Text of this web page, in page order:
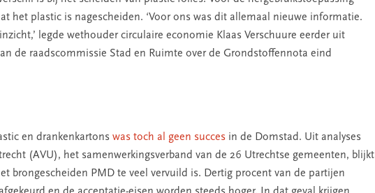
het plastic is nagescheiden. ‘Voor ons was dit allemaal nieuwe informatie.
legde wethouder circulaire economie Klaas Verschuure eerder uit
de raadscommissie Stad en Ruimte over de Grondstoffennota eind
en drankenkartons was toch al geen succes in de Domstad. Uit analyses
(AVU), het samenwerkingsverband van de 26 Utrechtse gemeenten, blijkt
brongescheiden PMD te veel vervuild is. Dertig procent van de partijen
leiderschap
bij zelfkennis’
‘Met een integrale aanpak
kun je de jeugd beter